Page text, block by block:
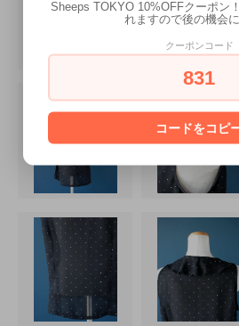
Sheeps TOKYO 10%OFFクーポン
れますので後の機会に
クーポンコード
831
コードをコピ